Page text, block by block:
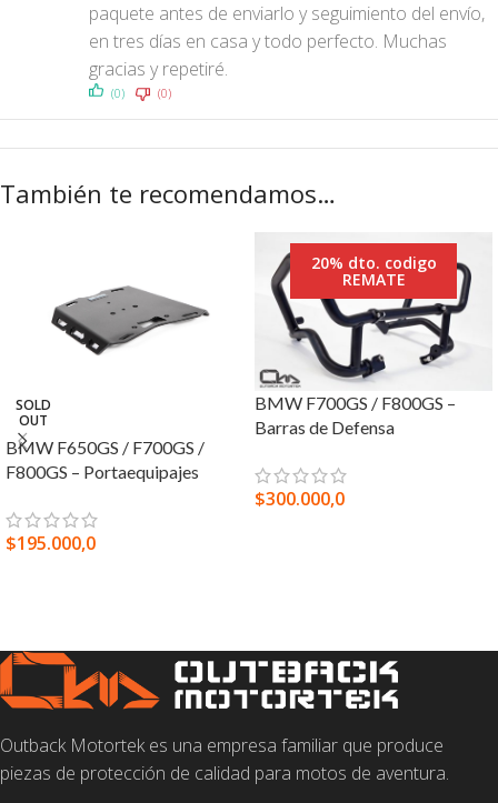
paquete antes de enviarlo y seguimiento del envío,
en tres días en casa y todo perfecto. Muchas
gracias y repetiré.
(0) (0)
También te recomendamos…
SOLD
OUT
BMW F650GS / F700GS /
F800GS – Portaequipajes
$195.000,0
20% dto. codigo
REMATE
BMW F700GS / F800GS –
Barras de Defensa
$300.000,0
Outback Motortek es una empresa familiar que produce
piezas de protección de calidad para motos de aventura.